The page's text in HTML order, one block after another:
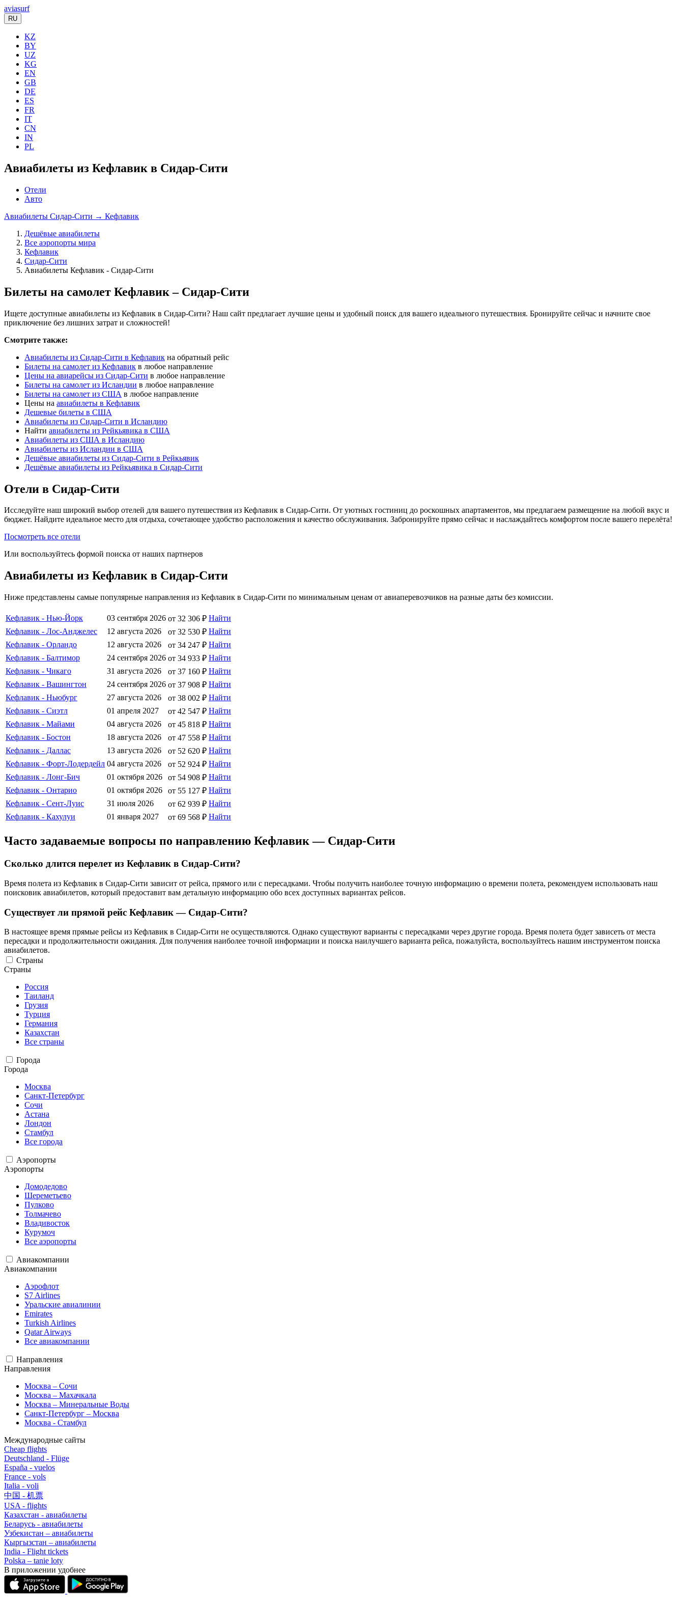
aviasurf
RU
KZ
BY
UZ
KG
EN
GB
DE
ES
FR
IT
CN
IN
PL
Авиабилеты из Кефлавик в Сидар-Сити
Отели
Авто
Авиабилеты Сидар-Сити → Кефлавик
Дешёвые авиабилеты
Все аэропорты мира
Кефлавик
Сидар-Сити
Авиабилеты Кефлавик - Сидар-Сити
Билеты на самолет Кефлавик – Сидар-Сити
Ищете доступные авиабилеты из Кефлавик в Сидар-Сити? Наш сайт предлагает лучшие цены и удобный поиск для вашего идеального путешествия. Бронируйте сейчас и начните свое
приключение без лишних затрат и сложностей!
Смотрите также:
Авиабилеты из Сидар-Сити в Кефлавик на обратный рейс
Билеты на самолет из Кефлавик в любое направление
Цены на авиарейсы из Сидар-Сити в любое направление
Билеты на самолет из Исландии в любое направление
Билеты на самолет из США в любое направление
Цены на авиабилеты в Кефлавик
Дешевые билеты в США
Авиабилеты из Сидар-Сити в Исландию
Найти авиабилеты из Рейкьявика в США
Авиабилеты из США в Исландию
Авиабилеты из Исландии в США
Дешёвые авиабилеты из Сидар-Сити в Рейкьявик
Дешёвые авиабилеты из Рейкьявика в Сидар-Сити
Отели в Сидар-Сити
Исследуйте наш широкий выбор отелей для вашего путешествия из Кефлавик в Сидар-Сити. От уютных гостиниц до роскошных апартаментов, мы предлагаем размещение на любой вкус и
бюджет. Найдите идеальное место для отдыха, сочетающее удобство расположения и качество обслуживания. Забронируйте прямо сейчас и наслаждайтесь комфортом после вашего перелёта!
Посмотреть все отели
Или воспользуйтесь формой поиска от наших партнеров
Авиабилеты из Кефлавик в Сидар-Сити
Ниже представлены самые популярные направления из Кефлавик в Сидар-Сити по минимальным ценам от авиаперевозчиков на разные даты без комиссии.
Кефлавик - Нью-Йорк 03 сентября 2026 от 32 306 ₽ Найти
Кефлавик - Лос-Анджелес
12 августа 2026 от 32 530 ₽ Найти
Кефлавик - Орландо
12 августа 2026 от 34 247 ₽ Найти
Кефлавик - Балтимор
24 сентября 2026 от 34 933 ₽ Найти
Кефлавик - Чикаго
31 августа 2026 от 37 160 ₽ Найти
Кефлавик - Вашингтон
24 сентября 2026 от 37 908 ₽ Найти
Кефлавик - Ньюбург
27 августа 2026 от 38 002 ₽ Найти
Кефлавик - Сиэтл
01 апреля 2027 от 42 547 ₽ Найти
Кефлавик - Майами
04 августа 2026 от 45 818 ₽ Найти
Кефлавик - Бостон
18 августа 2026 от 47 558 ₽ Найти
Кефлавик - Даллас
13 августа 2026 от 52 620 ₽ Найти
Кефлавик - Форт-Лодердейл 04 августа 2026 от 52 924 ₽ Найти
Кефлавик - Лонг-Бич
01 октября 2026 от 54 908 ₽ Найти
Кефлавик - Онтарио
01 октября 2026 от 55 127 ₽ Найти
Кефлавик - Сент-Луис
31 июля 2026 от 62 939 ₽ Найти
Кефлавик - Кахулуи
01 января 2027 от 69 568 ₽ Найти
Часто задаваемые вопросы по направлению Кефлавик — Сидар-Сити
Сколько длится перелет из Кефлавик в Сидар-Сити?
Время полета из Кефлавик в Сидар-Сити зависит от рейса, прямого или с пересадками. Чтобы получить наиболее точную информацию о времени полета, рекомендуем использовать наш
поисковик авиабилетов, который предоставит вам детальную информацию обо всех доступных вариантах рейсов.
Существует ли прямой рейс Кефлавик — Сидар-Сити?
В настоящее время прямые рейсы из Кефлавик в Сидар-Сити не осуществляются. Однако существуют варианты с пересадками через другие города. Время полета будет зависеть от места
пересадки и продолжительности ожидания. Для получения наиболее точной информации и поиска наилучшего варианта рейса, пожалуйста, воспользуйтесь нашим инструментом поиска
авиабилетов.
Страны
Страны
Россия
Таиланд
Грузия
Турция
Германия
Казахстан
Все страны
Города
Города
Москва
Санкт-Петербург
Сочи
Астана
Лондон
Стамбул
Все города
Аэропорты
Аэропорты
Домодедово
Шереметьево
Пулково
Толмачево
Владивосток
Курумоч
Все аэропорты
Авиакомпании
Авиакомпании
Аэрофлот
S7 Airlines
Уральские авиалинии
Emirates
Turkish Airlines
Qatar Airways
Все авиакомпании
Направления
Направления
Москва – Сочи
Москва – Махачкала
Москва – Минеральные Воды
Санкт-Петербург – Москва
Москва - Стамбул
Международные сайты
Cheap flights
Deutschland - Flüge
España - vuelos
France - vols
Italia - voli
中国 - 机票
USA - flights
Казахстан - авиабилеты
Беларусь - авиабилеты
Узбекистан – авиабилеты
Кыргызстан – авиабилеты
India - Flight tickets
Polska – tanie loty
В приложении удобнее